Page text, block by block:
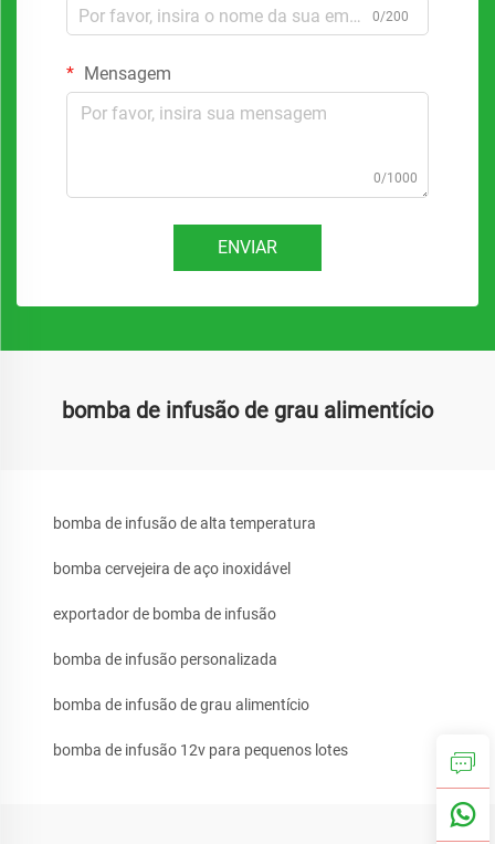
0/200
Mensagem
0/1000
ENVIAR
bomba de infusão de grau alimentício
bomba de infusão de alta temperatura
bomba cervejeira de aço inoxidável
exportador de bomba de infusão
bomba de infusão personalizada
bomba de infusão de grau alimentício
bomba de infusão 12v para pequenos lotes